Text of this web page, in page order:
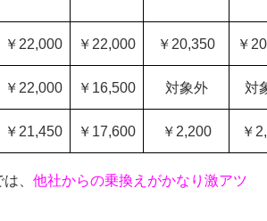
￥22,000 ￥22,000 ￥20,350 ￥
￥22,000 ￥16,500 対象外 対
￥21,450 ￥17,600 ￥2,200 ￥
、 他社からの乗換えがかなり激アツ